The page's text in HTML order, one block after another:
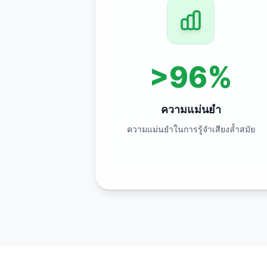
>96%
ความแม่นยำ
ความแม่นยำในการรู้จำเสียงล้ำสมัย